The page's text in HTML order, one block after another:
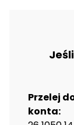
Przelej
konta: